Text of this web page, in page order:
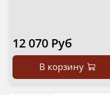
12 070 Руб
В корзину